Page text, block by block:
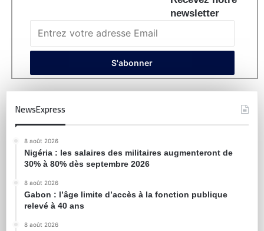
newsletter
NewsExpress
8 août 2026
Nigéria : les salaires des militaires augmenteront de
30% à 80% dès septembre 2026
8 août 2026
Gabon : l’âge limite d’accès à la fonction publique
relevé à 40 ans
8 août 2026